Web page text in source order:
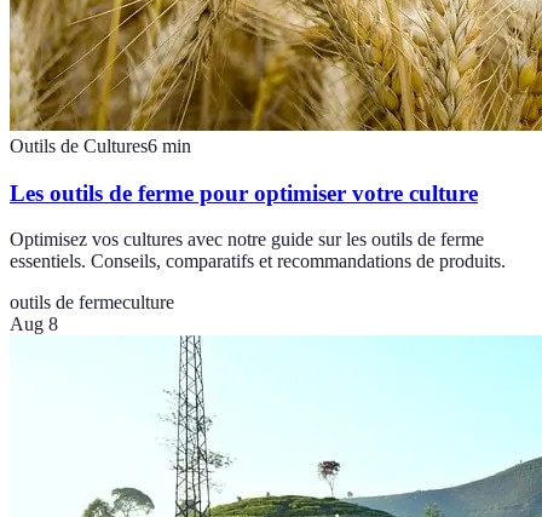
Outils de Cultures6 min
Les outils de ferme pour optimiser votre culture
Optimisez vos cultures avec notre guide sur les outils de ferme
essentiels. Conseils, comparatifs et recommandations de produits.
outils de fermeculture
Aug 8